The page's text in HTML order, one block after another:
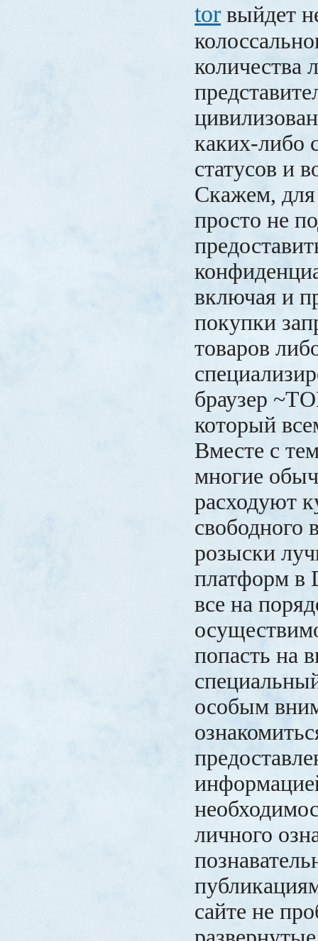
tor выйдет
количества
каких-либо
статусов и
Скажем,
просто не
включая и
покупки
товаров
браузер
который
Вместе с
многие
расходуют
свободного
розыски
платформ в
все на
попасть на
особым
личного
сайте не